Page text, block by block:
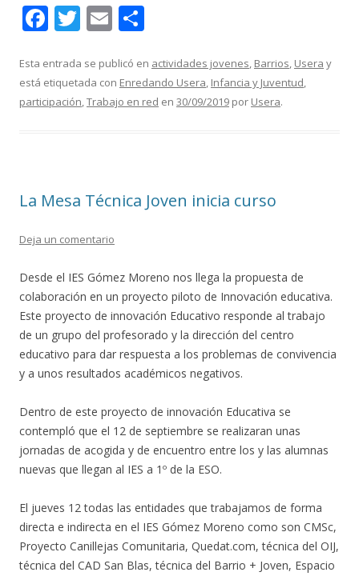
F
e
b
T
itt
er
E
ai
l
m
p
Esta entrada se publicó en actividades jovenes, Barrios, Usera y
está etiquetada con Enredando Usera, Infancia y Juventud,
participación,Trabajo en red en 30/09/2019 por Usera.
La Mesa Técnica Joven inicia curso
Deja un comentario
Desde el IES Gómez Moreno nos llega la propuesta de
colaboración en un proyecto piloto de Innovación educativa.
Este proyecto de innovación Educativo responde al trabajo
de un grupo del profesorado y la dirección del centro
educativo para dar respuesta a los problemas de convivencia
y a unos resultados académicos negativos.
Dentro de este proyecto de innovación Educativa se
contempló que el 12 de septiembre se realizaran unas
jornadas de acogida y de encuentro entre los y las alumnas
nuevas que llegan al IES a 1º de la ESO.
El jueves 12 todas las entidades que trabajamos de forma
directa e indirecta en el IES Gómez Moreno como son CMSc,
Proyecto Canillejas Comunitaria, Quedat.com, técnica del OIJ,
técnica del CAD San Blas, técnica del Barrio + Joven, Espacio